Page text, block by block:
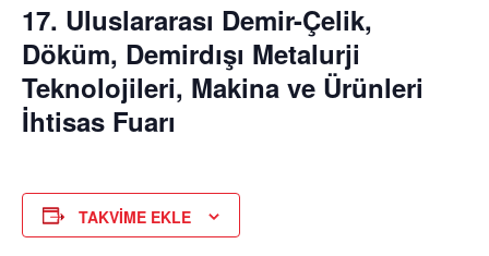
17. Uluslararası Demir-Çelik,
Döküm, Demirdışı Metalurji
Teknolojileri, Makina ve Ürünleri
İhtisas Fuarı
TAKVIME EKLE